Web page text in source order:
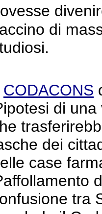
di
CODACONS
di
dei
case
tra